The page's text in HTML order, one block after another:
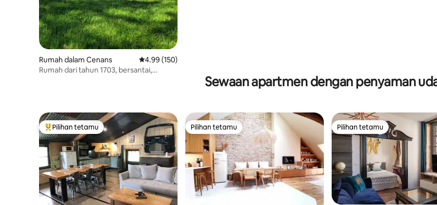
Rumah dalam Cenans Penarafan purata 4.99 daripada 5, 150 ulasan
4.99 (150)
Rumah dari tahun 1703, bersantai,
Sewaan apartmen dengan penyaman
Pilihan utama tetamu
Pilihan tetamu Pilihan tetamu
Pilihan tetamu Pilihan tetamu
Pilihan tetamu